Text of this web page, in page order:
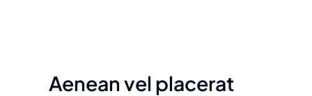
Aenean vel placerat